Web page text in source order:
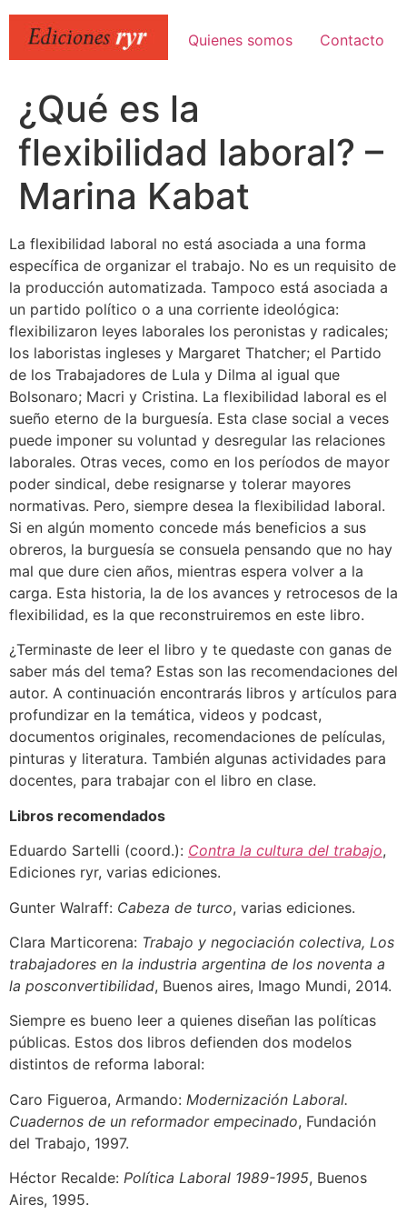
contenido
Quienes somos Contacto
¿Qué es la
flexibilidad laboral? –
Marina Kabat
La flexibilidad laboral no está asociada a una forma
específica de organizar el trabajo. No es un requisito de
la producción automatizada. Tampoco está asociada a
un partido político o a una corriente ideológica:
flexibilizaron leyes laborales los peronistas y radicales;
los laboristas ingleses y Margaret Thatcher; el Partido
de los Trabajadores de Lula y Dilma al igual que
Bolsonaro; Macri y Cristina. La flexibilidad laboral es el
sueño eterno de la burguesía. Esta clase social a veces
puede imponer su voluntad y desregular las relaciones
laborales. Otras veces, como en los períodos de mayor
poder sindical, debe resignarse y tolerar mayores
normativas. Pero, siempre desea la flexibilidad laboral.
Si en algún momento concede más beneficios a sus
obreros, la burguesía se consuela pensando que no hay
mal que dure cien años, mientras espera volver a la
carga. Esta historia, la de los avances y retrocesos de la
flexibilidad, es la que reconstruiremos en este libro.
¿Terminaste de leer el libro y te quedaste con ganas de
saber más del tema? Estas son las recomendaciones del
autor. A continuación encontrarás libros y artículos para
profundizar en la temática, videos y podcast,
documentos originales, recomendaciones de películas,
pinturas y literatura. También algunas actividades para
docentes, para trabajar con el libro en clase.
Libros recomendados
Eduardo Sartelli (coord.): Contra la cultura del trabajo,
Ediciones ryr, varias ediciones.
Gunter Walraff: Cabeza de turco, varias ediciones.
Clara Marticorena: Trabajo y negociación colectiva, Los
trabajadores en la industria argentina de los noventa a
la posconvertibilidad, Buenos aires, Imago Mundi, 2014.
Siempre es bueno leer a quienes diseñan las políticas
públicas. Estos dos libros defienden dos modelos
distintos de reforma laboral:
Caro Figueroa, Armando: Modernización Laboral.
Cuadernos de un reformador empecinado, Fundación
del Trabajo, 1997.
Héctor Recalde: Política Laboral 1989-1995, Buenos
Aires, 1995.